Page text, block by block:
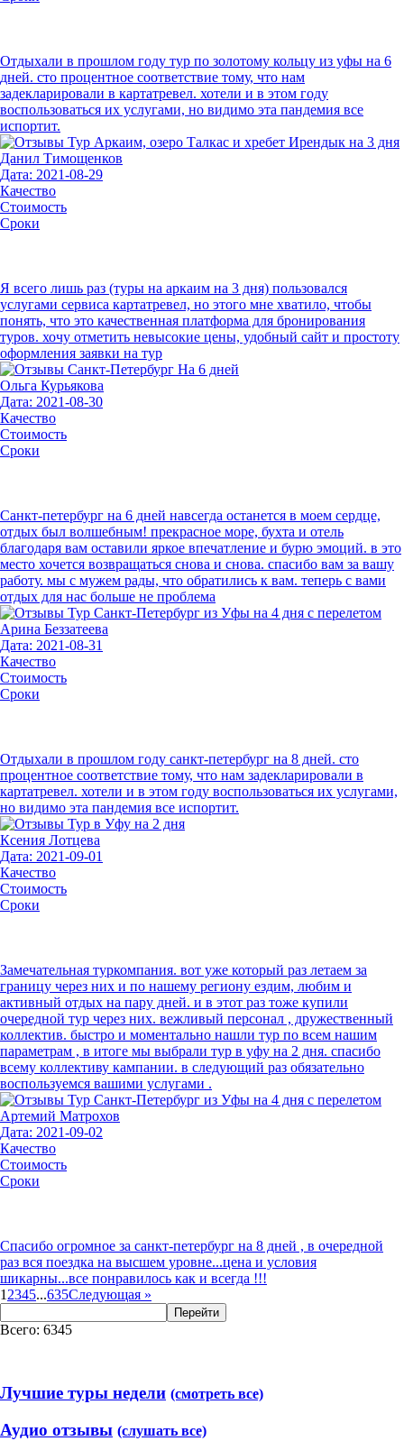
Отдыхали в прошлом году тур по золотому кольцу из уфы на 6
дней. сто процентное соответствие тому, что нам
задекларировали в картатревел. хотели и в этом году
воспользоваться их услугами, но видимо эта пандемия все
испортит.
Данил Тимощенков
Дата: 2021-08-29
Качество
Стоимость
Сроки
Я всего лишь раз (туры на аркаим на 3 дня) пользовался
услугами сервиса картатревел, но этого мне хватило, чтобы
понять, что это качественная платформа для бронирования
туров. хочу отметить невысокие цены, удобный сайт и простоту
оформления заявки на тур
Ольга Курьякова
Дата: 2021-08-30
Качество
Стоимость
Сроки
Санкт-петербург на 6 дней навсегда останется в моем сердце,
отдых был волшебным! прекрасное море, бухта и отель
благодаря вам оставили яркое впечатление и бурю эмоций. в это
место хочется возвращаться снова и снова. спасибо вам за вашу
работу. мы с мужем рады, что обратились к вам. теперь с вами
отдых для нас больше не проблема
Арина Беззатеева
Дата: 2021-08-31
Качество
Стоимость
Сроки
Отдыхали в прошлом году санкт-петербург на 8 дней. сто
процентное соответствие тому, что нам задекларировали в
картатревел. хотели и в этом году воспользоваться их услугами,
но видимо эта пандемия все испортит.
Ксения Лотцева
Дата: 2021-09-01
Качество
Стоимость
Сроки
Замечательная туркомпания. вот уже который раз летаем за
границу через них и по нашему региону ездим, любим и
активный отдых на пару дней. и в этот раз тоже купили
очередной тур через них. вежливый персонал , дружественный
коллектив. быстро и моментально нашли тур по всем нашим
параметрам , в итоге мы выбрали тур в уфу на 2 дня. спасибо
всему коллективу кампании. в следующий раз обязательно
воспользуемся вашими услугами .
Артемий Матрохов
Дата: 2021-09-02
Качество
Стоимость
Сроки
Спасибо огромное за санкт-петербург на 8 дней , в очередной
раз вся поездка на высшем уровне...цена и условия
шикарны...все понравилось как и всегда !!!
1 2345...635Следующая »
Перейти
Всего: 6345
Лучшие туры недели (смотреть все)
Аудио отзывы (слушать все)